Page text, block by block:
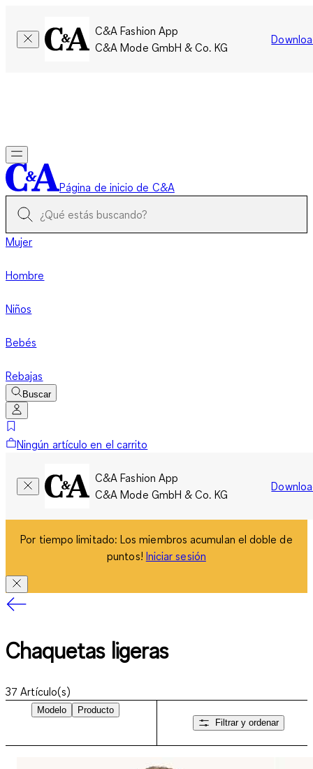
C&A Fashion App
C&A Mode GmbH & Co. KG
Página de inicio de C&A
Mujer
Hombre
Niños
Bebés
Rebajas
Buscar
Ningún artículo en el carrito
C&A Fashion App
C&A Mode GmbH & Co. KG
Por tiempo limitado: Los miembros acumulan el doble de
puntos! Iniciar sesión
Chaquetas ligeras
37 Artículo(s)
Modelo
Producto
Filtrar y ordenar